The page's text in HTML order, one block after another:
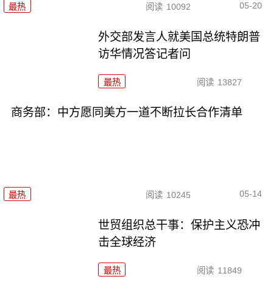
最热 阅读 10092 05-20
外交部发言人就美国总统特朗普
访华情况答记者问
最热 阅读 13827
商务部：中方愿同美方一道不断拉长合作清单
最热 阅读 10245 05-14
世贸组织总干事：保护主义恐冲
击全球经济
最热 阅读 11849